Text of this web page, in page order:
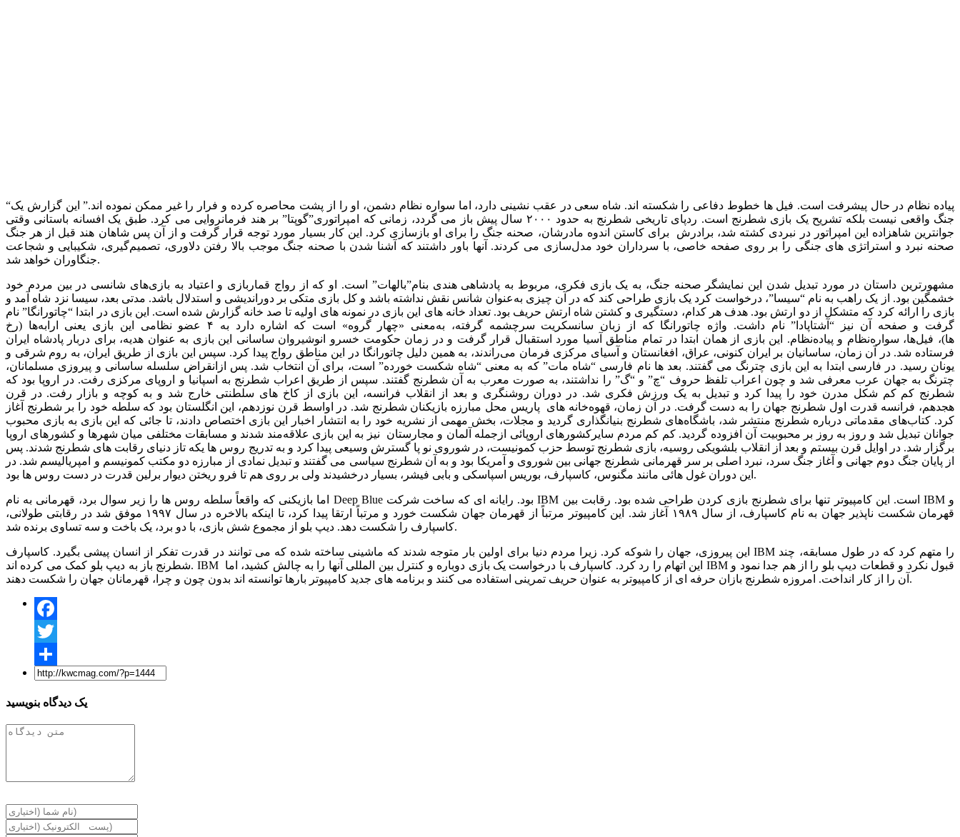
“پیاده نظام در حال پیشرفت است. فیل ها خطوط دفاعی را شکسته اند. شاه سعی در عقب نشینی دارد، اما سواره نظام دشمن، او را از پشت محاصره کرده و فرار را غیر ممکن نموده اند.” این گزارش یک
جنگ واقعی نیست بلکه تشریح یک بازی شطرنج است. ردپای تاریخی شطرنج به حدود ۲۰۰۰ سال پیش باز می گردد، زمانی که امپراتوری”گوپتا” بر هند فرمانروایی می کرد. طبق یک افسانه باستانی وقتی
جوانترین شاهزاده این امپراتور در نبردی کشته شد، برادرش برای کاستن اندوه مادرشان، صحنه جنگ را برای او بازسازی کرد. این کار بسیار مورد توجه قرار گرفت و از آن پس شاهان هند قبل از هر جنگ
صحنه نبرد و استراتژی های جنگی را بر روی صفحه خاصی، با سرداران خود مدل‌سازی می کردند. آنها باور داشتند که آشنا شدن با صحنه جنگ موجب بالا رفتن دلاوری، تصمیم‌گیری، شکیبایی و شجاعت
جنگاوران خواهد شد.
مشهور‌ترین داستان در مورد تبدیل شدن این نمایشگر صحنه جنگ، به یک بازی فکری، مربوط به پادشاهی هندی بنام”بالهات” است. او که از رواج قماربازی و اعتیاد به بازی‌های شانسی در بین مردم خود
خشمگین ‌بود. از یک راهب به نام “سیسا”، درخواست کرد یک بازی طراحی کند که در آن چیزی به‌عنوان شانس نقش نداشته باشد و کل بازی متکی بر دوراندیشی و استدلال باشد. مدتی بعد، سیسا نزد شاه آمد و
بازی را ارائه کرد که متشکل از دو ارتش بود. هدف هر کدام، دستگیری و کشتن شاه ارتش حریف بود. تعداد خانه های این بازی در نمونه های اولیه تا صد خانه گزارش شده است. این بازی در ابتدا “چاتورانگا” نام
گرفت و صفحه آن نیز “آشتاپادا” نام داشت. واژه چاتورانگا که از زبان سانسکریت سرچشمه گرفته، به‌معنی «چهار گروه» است که اشاره دارد به ۴ عضو نظامی این بازی یعنی ارابه‌ها (رخ
ها)، فیل‌ها، سواره‌نظام و پیاده‌نظام. این بازی از همان ابتدا در تمام مناطق آسیا مورد استقبال قرار گرفت و در زمان حکومت خسرو انوشیروان ساسانی این بازی به عنوان هدیه، برای دربار پادشاه ایران
فرستاده شد. در آن زمان، ساسانیان بر ایران کنونی، عراق، افغانستان و آسیای مرکزی فرمان می‌راندند، به همین دلیل چاتورانگا در این مناطق رواج پیدا کرد. سپس این بازی از طریق ایران، به روم شرقی و
یونان رسید. در فارسی ابتدا به این بازی چترنگ می گفتند. بعد ها نام فارسی “شاه مات” که به معنی “شاه شکست خورده” است، برای آن انتخاب شد. پس ازانقراض سلسله ساسانی و پیروزی مسلمانان،
چترنگ به جهان عرب معرفی شد و چون اعراب تلفظ حروف “چ” و “گ” را نداشتند، به صورت معرب به آن شطرنج گفتند. سپس از طریق اعراب شطرنج به اسپانیا و اروپای مرکزی رفت. در اروپا بود که
شطرنج کم کم شکل مدرن خود را پیدا کرد و تبدیل به یک ورزش فکری شد. در دوران روشنگری و بعد از انقلاب فرانسه، این بازی از کاخ های سلطنتی خارج شد و به کوچه و بازار رفت. در قرن
هجدهم، فرانسه قدرت اول شطرنج جهان را به دست گرفت. در آن زمان، قهوه‌خانه ‌های پاریس محل مبارزه بازیکنان شطرنج شد. در اواسط قرن نوزدهم، این انگلستان بود که سلطه خود را بر شطرنج آغاز
کرد. کتاب‌های مقدماتی درباره شطرنج منتشر شد، باشگاه‌های شطرنج بنیانگذاری گردید و مجلات، بخش‌ مهمی از نشریه خود را به انتشار اخبار این بازی اختصاص دادند، تا جائی که این بازی به بازی محبوب
جوانان تبدیل شد و روز به روز بر محبوبیت آن افزوده گردید. کم کم مردم سایرکشورهای اروپائی ازجمله آلمان و مجارستان نیز به این بازی علاقه‌مند شدند و مسابقات مختلفی میان شهرها و کشورهای اروپا
برگزار شد. در اوایل قرن بیستم و بعد از انقلاب بلشویکی روسیه، بازی شطرنج توسط حزب کمونیست، در شوروی نو پا گسترش وسیعی پیدا کرد و به تدریج روس ها یکه تاز دنیای رقابت های شطرنج شدند. پس
از پایان جنگ دوم جهانی و آغاز جنگ سرد، نبرد اصلی بر سر قهرمانی شطرنج جهانی بین شوروی و آمریکا بود و به آن شطرنج سیاسی می گفتند و تبدیل نمادی از مبارزه دو مکتب کمونیسم و امپریالیسم شد. در
این دوران غول هائی مانند مگنوس، کاسپارف، بوریس اسپاسکی و بابی فیشر، بسیار درخشیدند ولی بر روی هم تا فرو ریختن دیوار برلین قدرت در دست روس ها بود.
اما بازیکنی که واقعاً سلطه روس ها را زیر سوال برد، قهرمانی به نام Deep Blue بود. رایانه ای که ساخت شرکت IBM است. این کامپیوتر تنها برای شطرنج بازی کردن طراحی شده بود. رقابت بین IBM و
قهرمان شکست ناپذیر جهان به نام کاسپارف، از سال ۱۹۸۹ آغاز شد. این کامپیوتر مرتباً از قهرمان جهان شکست خورد و مرتباً ارتقا پیدا کرد، تا اینکه بالاخره در سال ۱۹۹۷ موفق شد در رقابتی طولانی،
کاسپارف را شکست دهد. دیپ بلو از مجموع شش بازی، با دو برد، یک باخت و سه تساوی برنده شد.
این پیروزی، جهان را شوکه کرد. زیرا مردم دنیا برای اولین بار متوجه شدند که ماشینی ساخته شده که می توانند در قدرت تفکر از انسان پیشی بگیرد. کاسپارف IBM را متهم کرد که در طول مسابقه، چند
شطرنج باز به دیپ بلو کمک می کرده اند. IBM این اتهام را رد کرد. کاسپارف با درخواست یک بازی دوباره و کنترل بین المللی آنها را به چالش کشید، اما IBM قبول نکرد و قطعات دیپ بلو را از هم جدا نمود و
آن را از کار انداخت. امروزه شطرنج بازان حرفه ای از کامپیوتر به عنوان حریف تمرینی استفاده می کنند و برنامه های جدید کامپیوتر بارها توانسته اند بدون چون و چرا، قهرمانان جهان را شکست دهند.
Facebook
Twitter
Share
یک دیدگاه بنویسید